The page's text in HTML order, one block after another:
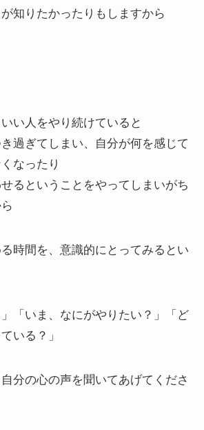
知りたかったりもしますから
い人をやり続けていると
過ぎてしまい、自分が何を感じて
なったり
るということをやってしまいがち
時間を、意識的にとってみるとい
」「いま、なにがやりたい？」「ど
いる？」
分の心の声を聞いてあげてくださ